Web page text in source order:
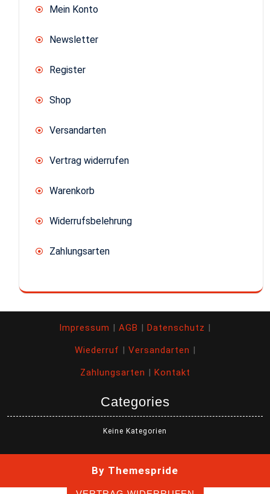
Mein Konto
Newsletter
Register
Shop
Versandarten
Vertrag widerrufen
Warenkorb
Widerrufsbelehrung
Zahlungsarten
Impressum | AGB | Datenschutz |
Wiederruf | Versandarten |
Zahlungsarten | Kontakt
Categories
Keine Kategorien
By Themespride